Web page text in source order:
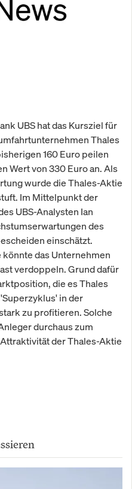
UBS hat das Kursziel für
Thales
160 Euro peilen
Wert von 330 Euro an. Als
wurde die Thales-Aktie
Im Mittelpunkt der
UBS-Analysten Ian
des
einschätzt.
das Unternehmen
verdoppeln. Grund dafür
die es Thales
in der
zu profitieren. Solche
durchaus zum
der Thales-Aktie